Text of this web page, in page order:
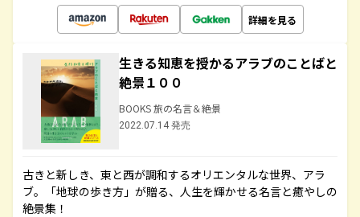
詳細を見る
生きる知恵を授かるアラブのことばと
絶景１００
BOOKS 旅の名言＆絶景
2022.07.14 発売
古きと新しき、東と西が調和するオリエンタルな世界、アラ
ブ。「地球の歩き方」が贈る、人生を輝かせる名言と癒やしの
絶景集！